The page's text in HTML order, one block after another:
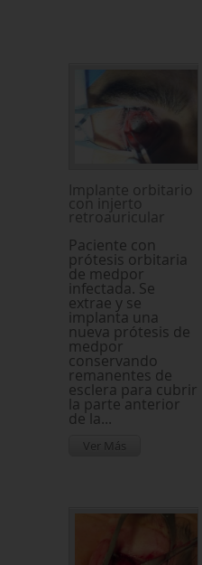
Implante orbitario
con injerto
retroauricular
Paciente con
prótesis orbitaria
de medpor
infectada. Se
extrae y se
implanta una
nueva prótesis de
medpor
conservando
remanentes de
esclera para cubrir
la parte anterior
de la...
Ver Más